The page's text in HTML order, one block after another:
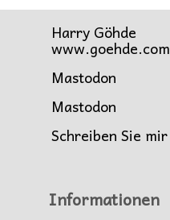
Harry Göhde
www.goehde.com
Mastodon
Mastodon
Schreiben Sie mir
Informationen